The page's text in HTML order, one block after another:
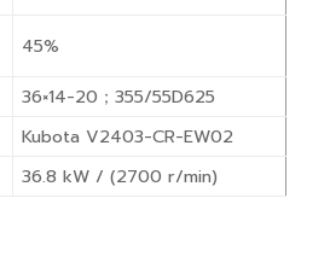
45%
36×14-20；355/55D625
Kubota V2403-CR-EW02
36.8 kW / (2700 r/min)